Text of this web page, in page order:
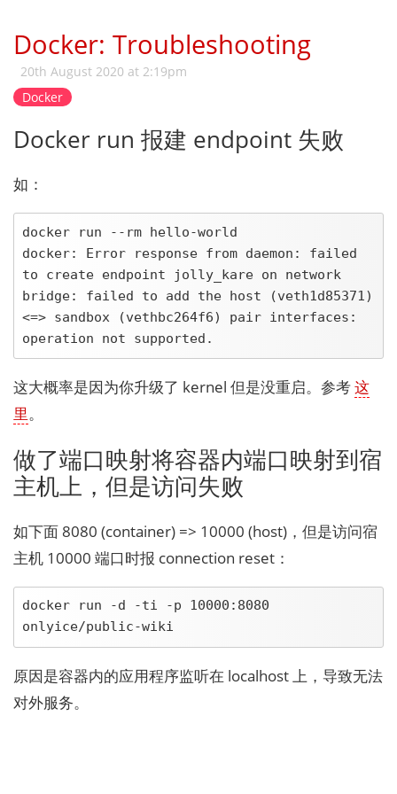
Docker: Troubleshooting
20th August 2020 at 2:19pm
Docker
Docker run 报建 endpoint 失败
如：
docker run --rm hello-world
docker: Error response from daemon: failed
to create endpoint jolly_kare on network
bridge: failed to add the host (veth1d85371)
<=> sandbox (vethbc264f6) pair interfaces:
operation not supported.
这大概率是因为你升级了 kernel 但是没重启。参考这
里。
做了端口映射将容器内端口映射到宿
主机上，但是访问失败
如下面 8080 (container) => 10000 (host)，但是访问宿
主机 10000 端口时报 connection reset：
docker run -d -ti -p 10000:8080
onlyice/public-wiki
原因是容器内的应用程序监听在 localhost 上，导致无法
对外服务。